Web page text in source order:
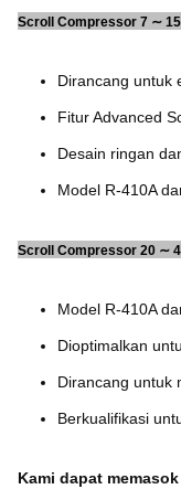
Scroll Compressor 7 ∼
Dirancang untuk
Fitur Advanced
Desain ringan
Model R-410A
Scroll Compressor 20 ∼
Model R-410A
Dioptimalkan
Dirancang untuk
Berkualifikasi
Kami dapat